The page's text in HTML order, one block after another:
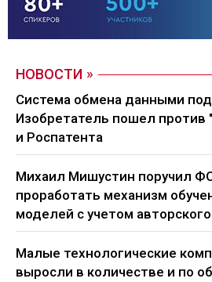
НОВОСТИ
Система обмена данными
Изобретатель пошел против
и Роспатента
Михаил Мишустин поручил
проработать механизм
моделей с учетом
Малые технологические
выросли в количестве и по